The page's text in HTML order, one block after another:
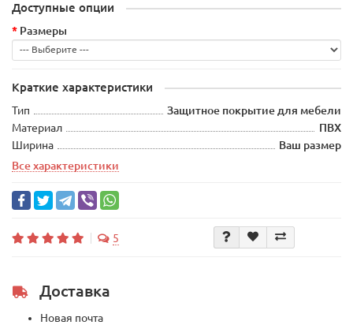
Доступные опции
Размеры
Краткие характеристики
Тип
Защитное покрытие для мебели
Материал
ПВХ
Ширина
Ваш размер
Все характеристики
5
Доставка
Новая почта